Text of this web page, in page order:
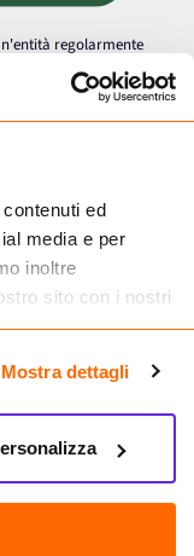
ed
media e per
inoltre
sito con i nostri
web, pubblicità e
raccolto dal
Mostra dettagli
regolarmente
vendita online di